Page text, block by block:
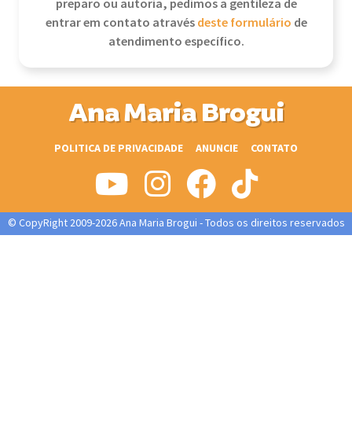
preparo ou autoria, pedimos a gentileza de
entrar em contato atravésdeste formulário de
atendimento específico.
Ana Maria Brogui
POLITICA DE PRIVACIDADE ANUNCIE CONTATO
© CopyRight 2009-2026 Ana Maria Brogui - Todos os direitos reservados